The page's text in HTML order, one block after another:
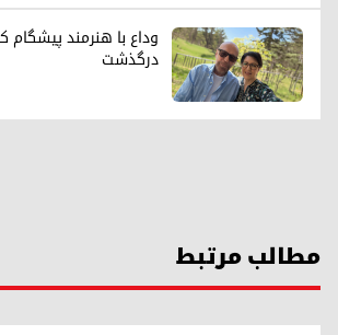
وداع با هنرمند
درگذشت
مطالب مرتبط